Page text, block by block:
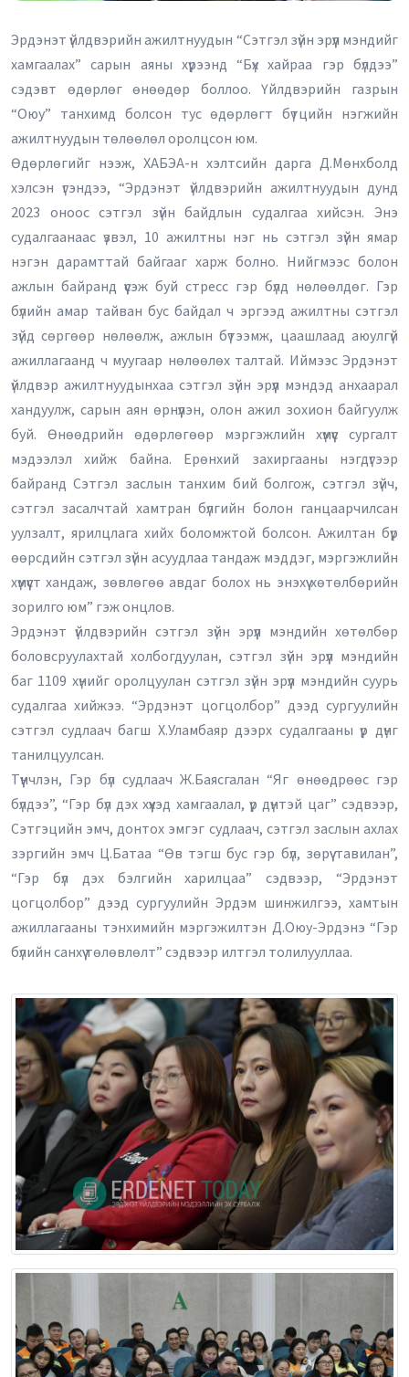
Эрдэнэт үйлдвэрийн ажилтнуудын “Сэтгэл зүйн эрүүл мэндийг
хамгаалах” сарын аяны хүрээнд “Бүх хайраа гэр бүлдээ”
сэдэвт өдөрлөг өнөөдөр боллоо. Үйлдвэрийн газрын
“Оюу” танхимд болсон тус өдөрлөгт бүтцийн нэгжийн
ажилтнуудын төлөөлөл оролцсон юм.
Өдөрлөгийг нээж, ХАБЭА-н хэлтсийн дарга Д.Мөнхболд
хэлсэн үгэндээ, “Эрдэнэт үйлдвэрийн ажилтнуудын дунд
2023 оноос сэтгэл зүйн байдлын судалгаа хийсэн. Энэ
судалгаанаас үзвэл, 10 ажилтны нэг нь сэтгэл зүйн ямар
нэгэн дарамттай байгааг харж болно. Нийгмээс болон
ажлын байранд үүсэж буй стресс гэр бүлд нөлөөлдөг. Гэр
бүлийн амар тайван бус байдал ч эргээд ажилтны сэтгэл
зүйд сөргөөр нөлөөлж, ажлын бүтээмж, цаашлаад аюулгүй
ажиллагаанд ч муугаар нөлөөлөх талтай. Иймээс Эрдэнэт
үйлдвэр ажилтнуудынхаа сэтгэл зүйн эрүүл мэндэд анхаарал
хандуулж, сарын аян өрнүүлэн, олон ажил зохион байгуулж
буй. Өнөөдрийн өдөрлөгөөр мэргэжлийн хүмүүс сургалт
мэдээлэл хийж байна. Ерөнхий захиргааны нэгдүгээр
байранд Сэтгэл заслын танхим бий болгож, сэтгэл зүйч,
сэтгэл засалчтай хамтран бүлгийн болон ганцаарчилсан
уулзалт, ярилцлага хийх боломжтой болсон. Ажилтан бүр
өөрсдийн сэтгэл зүйн асуудлаа тандаж мэддэг, мэргэжлийн
хүмүүст хандаж, зөвлөгөө авдаг болох нь энэхүү хөтөлбөрийн
зорилго юм” гэж онцлов.
Эрдэнэт үйлдвэрийн сэтгэл зүйн эрүүл мэндийн хөтөлбөр
боловсруулахтай холбогдуулан, сэтгэл зүйн эрүүл мэндийн
баг 1109 хүнийг оролцуулан сэтгэл зүйн эрүүл мэндийн суурь
судалгаа хийжээ. “Эрдэнэт цогцолбор” дээд сургуулийн
сэтгэл судлаач багш Х.Уламбаяр дээрх судалгааны үр дүнг
танилцуулсан.
Түүнчлэн, Гэр бүл судлаач Ж.Баясгалан “Яг өнөөдрөөс гэр
бүлдээ”, “Гэр бүл дэх хүүхэд хамгаалал, үр дүнтэй цаг” сэдвээр,
Сэтгэцийн эмч, донтох эмгэг судлаач, сэтгэл заслын ахлах
зэргийн эмч Ц.Батаа “Өв тэгш бус гэр бүл, зөрүү тавилан”,
“Гэр бүл дэх бэлгийн харилцаа” сэдвээр, “Эрдэнэт
цогцолбор” дээд сургуулийн Эрдэм шинжилгээ, хамтын
ажиллагааны тэнхимийн мэргэжилтэн Д.Оюу-Эрдэнэ “Гэр
бүлийн санхүү төлөвлөлт” сэдвээр илтгэл толилууллаа.